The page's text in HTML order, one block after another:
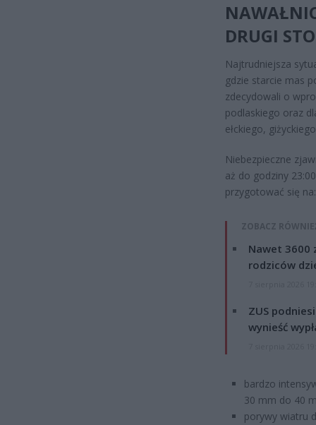
DRUGI
Najtrudniejsza
gdzie starcie mas
zdecydowali o
podlaskiego oraz
ełckiego,
Niebezpieczne
aż do godziny
przygotować się na:
ZOBACZ
Nawet 3600
rodziców
ZUS
wynieść
bardzo
30 mm do 40
porywy wiatru